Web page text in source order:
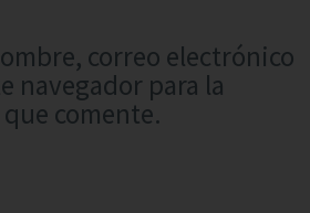
correo electrónico
navegador para la
comente.